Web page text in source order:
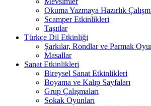
Okuma Yazmaya Hazırlık
Scamper Etkinlikleri
Taşıtlar
Türkçe Dil Etkinliği
Şarkılar, Rondlar ve Parmak
Masallar
Sanat Etkinlikleri
Bireysel Sanat Etkinlikleri
Boyama ve Kalıp Sayfaları
Grup Çalışmaları
Sokak Oyunları